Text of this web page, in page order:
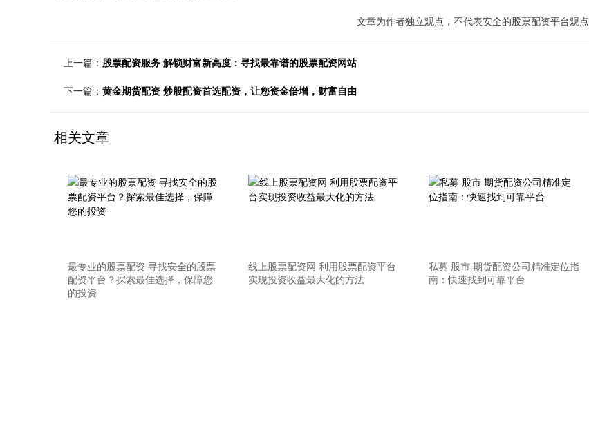
文章为作者独立观点，不代表安全的股票配资平台观点
上一篇： 股票配资服务 解锁财富新高度：寻找最靠谱的股票配资网站
下一篇： 黄金期货配资 炒股配资首选配资，让您资金倍增，财富自由
相关文章
最专业的股票配资 寻找安全的股票
配资平台？探索最佳选择，保障您
的投资
线上股票配资网 利用股票配资平台
实现投资收益最大化的方法
私募 股市 期货配资公司精准定位指
南：快速找到可靠平台